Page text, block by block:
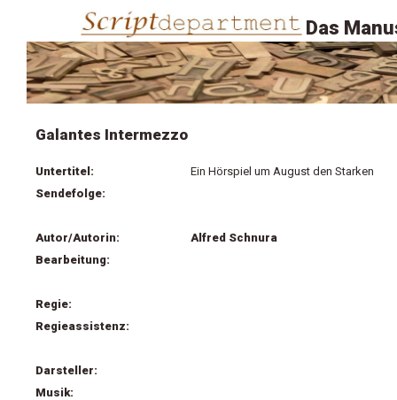
Das
Galantes Intermezzo
Untertitel:
Ein Hörspiel um August den Starken
Sendefolge:
Autor/Autorin:
Alfred Schnura
Bearbeitung:
Regie:
Regieassistenz:
Darsteller:
Musik: